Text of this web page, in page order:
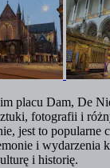
placu Dam, De
fotografii i
jest to popularne
i wydarzenia
i historię.